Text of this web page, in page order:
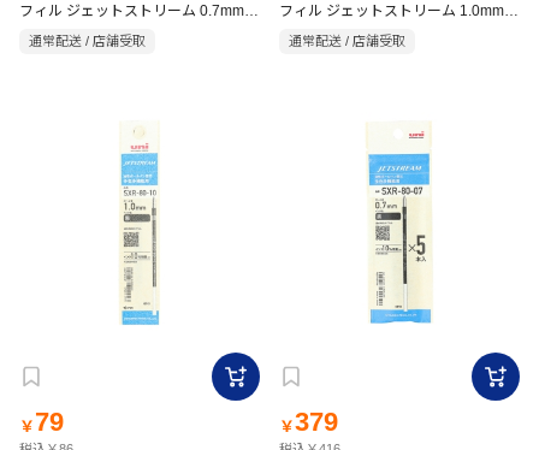
フィル ジェットストリーム 0.7mm
青 替芯
通常配送 / 店舗受取
フィル ジェットストリーム 1.0mm
赤 替芯
通常配送 / 店舗受取
￥ 79 ￥379